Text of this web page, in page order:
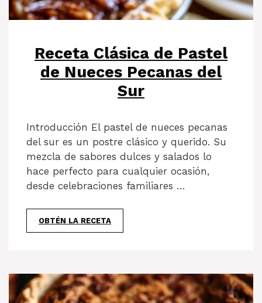
Receta Clásica de Pastel
de Nueces Pecanas del
Sur
Introducción El pastel de nueces pecanas
del sur es un postre clásico y querido. Su
mezcla de sabores dulces y salados lo
hace perfecto para cualquier ocasión,
desde celebraciones familiares …
OBTÉN LA RECETA